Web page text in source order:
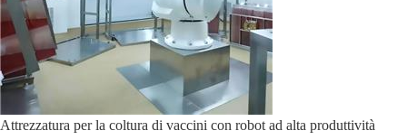
Attrezzatura per la coltura di vaccini con robot ad alta produttività